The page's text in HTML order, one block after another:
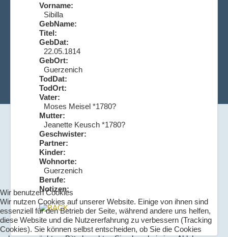
Vorname:
Sibilla
GebName:
Titel:
GebDat:
22.05.1814
GebOrt:
Guerzenich
TodDat:
TodOrt:
Vater:
Moses Meisel *1780?
Mutter:
Jeanette Keusch *1780?
Geschwister:
Partner:
Kinder:
Wohnorte:
Guerzenich
Berufe:
Notizen:
Wir benutzen Cookies
Wir nutzen Cookies auf unserer Website. Einige von ihnen sind
essenziell für den Betrieb der Seite, während andere uns helfen,
diese Website und die Nutzererfahrung zu verbessern (Tracking
Cookies). Sie können selbst entscheiden, ob Sie die Cookies